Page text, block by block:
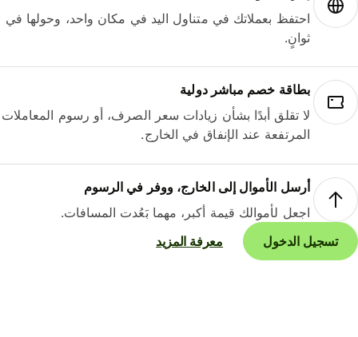
احتفظ بعملاتك في متناول اليد في مكان واحد، وحولها في
ثوانٍ.
بطاقة خصم مباشر دولية
لا تقلق أبدًا بشأن زيادات سعر الصرف، أو رسوم المعاملات
المرتفعة عند الإنفاق في الخارج.
أرسل الأموال إلى الخارج، ووفر في الرسوم
اجعل لأموالك قيمة أكبر، مهما بَعُدت المسافات.
تسجيل الدخول
معرفة المزيد